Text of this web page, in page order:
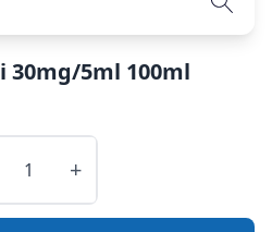
30mg/5ml 100ml
+